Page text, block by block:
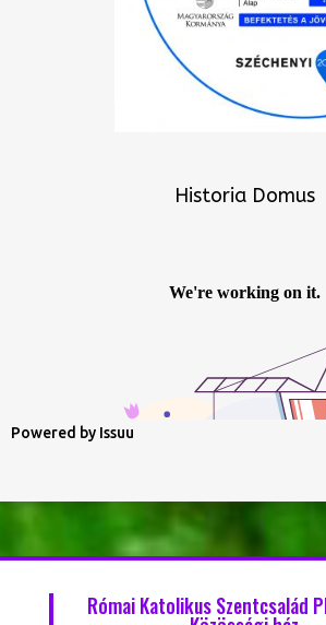
Historia Domus
Powered by Issuu
Római Katolikus Szentcsalád